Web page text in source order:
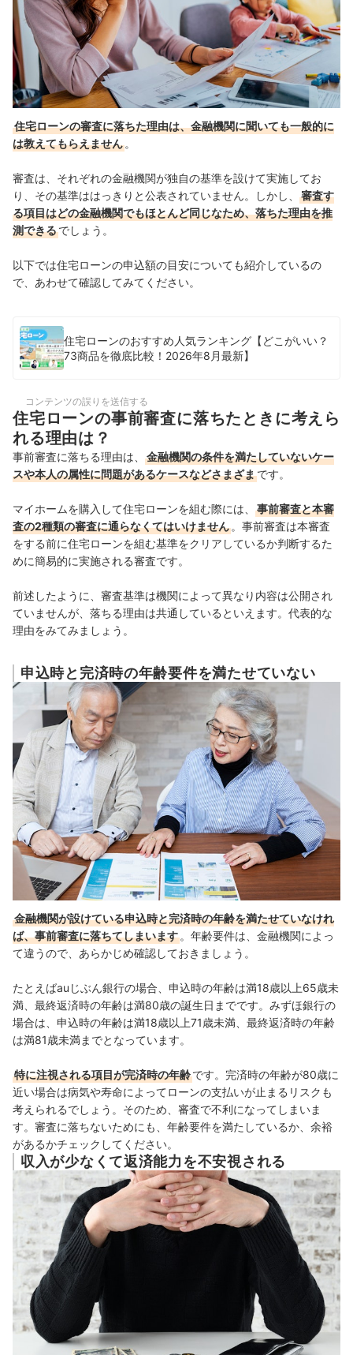
おすすめの金利タイプ別住宅ローンはこちらをチェック
審査に関する疑問はこちらをチェック
住宅ローンの審査に落ちた理由は、金融機関に聞いても一般的に
は教えてもらえません 。
審査は、それぞれの金融機関が独自の基準を設けて実施してお
り、その基準ははっきりと公表されていません。しかし、
審査す
る項目はどの金融機関でもほとんど同じなため、落ちた理由を推
測できるでしょう。
以下では住宅ローンの申込額の目安についても紹介しているの
で、あわせて確認してみてください。
住宅ローンのおすすめ人気ランキング【どこがいい？
73商品を徹底比較！2026年8月最新】
コンテンツの誤りを送信する
住宅ローンの事前審査に落ちたときに考えら
れる理由は？
事前審査に落ちる理由は、
金融機関の条件を満たしていないケー
スや本人の属性に問題があるケースなどさまざまです。
マイホームを購入して住宅ローンを組む際には、
事前審査と本審
査の2種類の審査に通らなくてはいけません 。事前審査は本審査
をする前に住宅ローンを組む基準をクリアしているか判断するた
めに簡易的に実施される審査です。
前述したように、審査基準は機関によって異なり内容は公開され
ていませんが、落ちる理由は共通しているといえます。代表的な
理由をみてみましょう。
申込時と完済時の年齢要件を満たせていない
金融機関が設けている申込時と完済時の年齢を満たせていなけれ
ば、事前審査に落ちてしまいます 。年齢要件は、金融機関によっ
て違うので、あらかじめ確認しておきましょう。
たとえばauじぶん銀行の場合、 申込時の年齢は満18歳以上65歳未
満、 最終返済時の年齢は満80歳の誕生日までです。 みずほ銀行の
場合は、 申込時の年齢は満18歳以上71歳未満、 最終返済時の年齢
は満81歳未満までとなっています。
特に注視される項目が完済時の年齢です。完済時の年齢が80歳に
近い場合は病気や寿命によってローンの支払いが止まるリスクも
考えられるでしょう。そのため、審査で不利になってしまいま
す。審査に落ちないためにも、年齢要件を満たしているか、余裕
があるかチェックしてください。
収入が少なくて返済能力を不安視される